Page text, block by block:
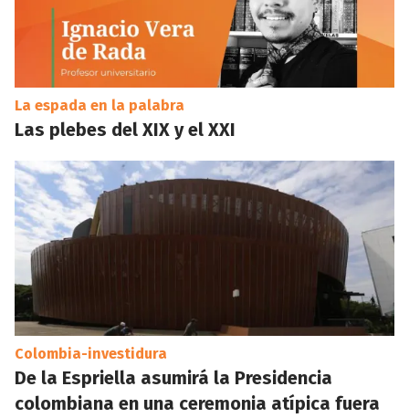
La espada en la palabra
Las plebes del XIX y el XXI
Colombia-investidura
De la Espriella asumirá la Presidencia
colombiana en una ceremonia atípica fuera